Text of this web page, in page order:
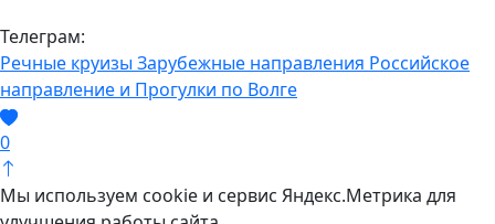
Телеграм:
Речные круизы Зарубежные направления Российское
направление и Прогулки по Волге
0
Мы используем cookie и сервис Яндекс.Метрика для